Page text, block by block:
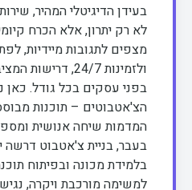
בעידן הדיגיטלי המהיר,
לא רק יתרון, אלא הכרח
מצפים לתגובות מיידיות,
ולזמינות 24/7,
בפני עסקים בכל גודל. כאן
הצ'אטבוטים – תוכנות
המדמות שיחה אנושית
בעבר, בניית צ'אטבוט דרשה
בלמידת מכונה ובפיתוח
למשימה מורכבת ויקרה,